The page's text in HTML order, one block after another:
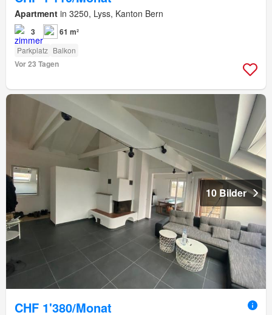
Apartment in 3250, Lyss, Kanton Bern
3 61 m²
Parkplatz Balkon
Vor 23 Tagen
10 Bilder
CHF 1'380/Monat